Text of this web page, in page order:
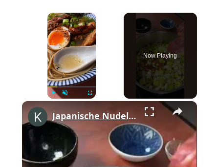
×
Now Playing
×
Japanische Nudelsuppe mit Hähnchen #shorts